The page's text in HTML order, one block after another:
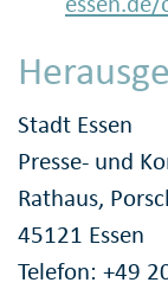
Stadt Essen
Presse- und
Rathaus,
45121 Essen
Telefon: +49